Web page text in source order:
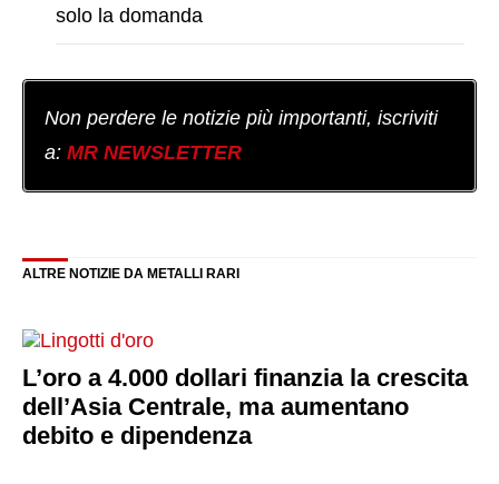
solo la domanda
Non perdere le notizie più importanti, iscriviti
a: MR NEWSLETTER
ALTRE NOTIZIE DA METALLI RARI
L’oro a 4.000 dollari finanzia la crescita
dell’Asia Centrale, ma aumentano
debito e dipendenza